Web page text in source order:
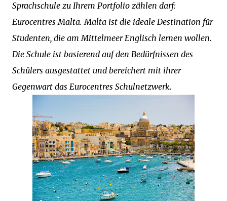
Sprachschule zu Ihrem Portfolio zählen darf:
Eurocentres Malta. Malta ist die ideale Destination für
Studenten, die am Mittelmeer Englisch lernen wollen.
Die Schule ist basierend auf den Bedürfnissen des
Schülers ausgestattet und bereichert mit ihrer
Gegenwart das Eurocentres Schulnetzwerk.